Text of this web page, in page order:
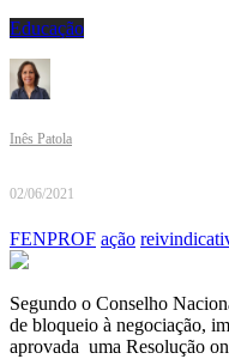
Educação
Inês Patola
02/06/2021
FENPROF ação
Segundo o Conselho
de bloqueio à negociação,
aprovada uma Resolução